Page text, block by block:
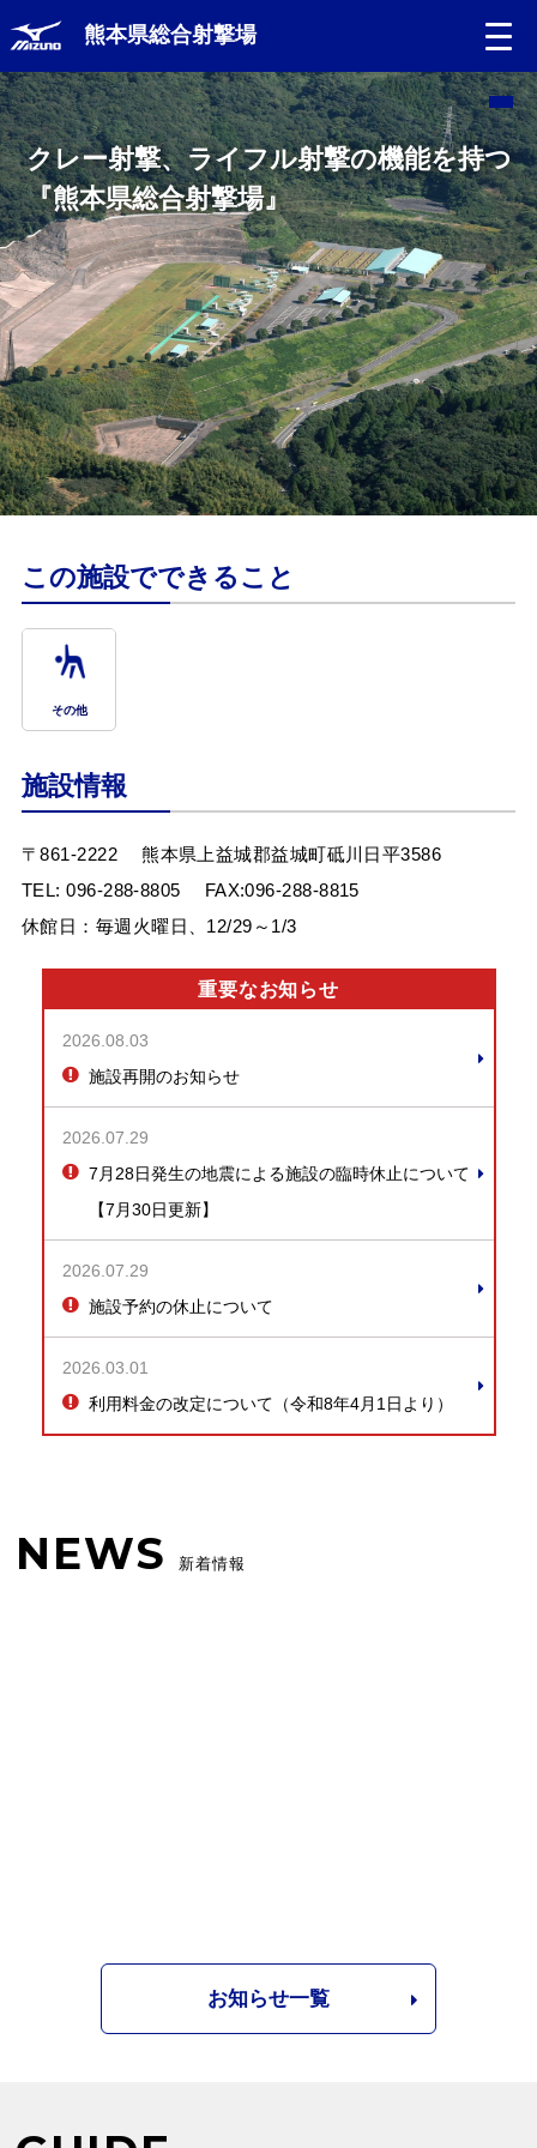
熊本県総合射撃場
クレー射撃、ライフル射撃の機能を持つ
『熊本県総合射撃場』
この施設でできること
その他
施設情報
〒861-2222
熊本県上益城郡益城町砥川日平3586
TEL:096-288-8805
FAX:096-288-8815
休館日：毎週火曜日、12/29～1/3
重要なお知らせ
2026.08.03
施設再開のお知らせ
2026.07.29
7月28日発生の地震による施設の臨時休止について
【7月30日更新】
2026.07.29
施設予約の休止について
2026.03.01
利用料金の改定について（令和8年4月1日より）
NEWS 新着情報
お知らせ一覧